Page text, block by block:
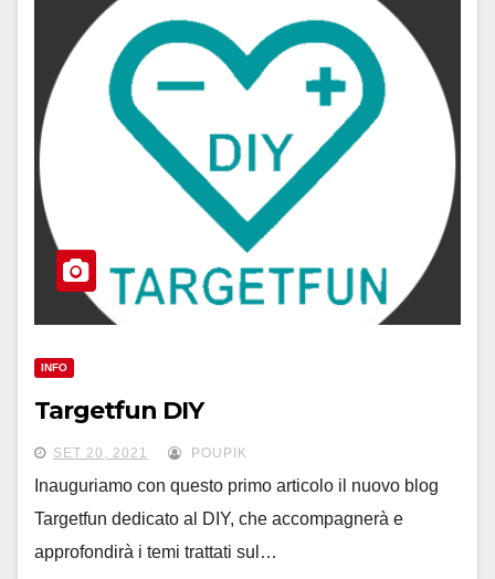
INFO
Targetfun DIY
SET 20, 2021 POUPIK
Inauguriamo con questo primo articolo il nuovo blog
Targetfun dedicato al DIY, che accompagnerà e
approfondirà i temi trattati sul…